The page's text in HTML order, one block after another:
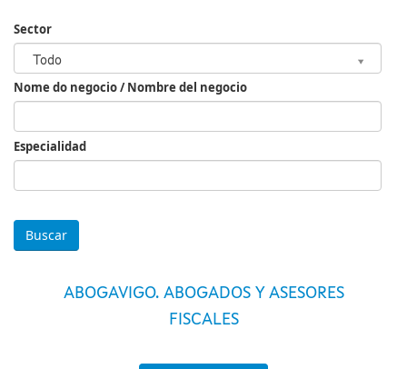
Sector
Todo
Sector
Nome do negocio / Nombre del negocio
Especialidad
ABOGAVIGO. ABOGADOS Y ASESORES
FISCALES